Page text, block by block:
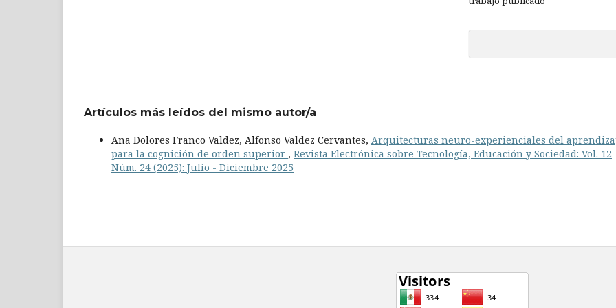
Artículos más leídos del mismo autor/a
Ana Dolores Franco Valdez, Alfonso Valdez Cervantes, Arquitecturas neuro-experienciales del
para la cognición de orden superior , Revista Electrónica sobre Tecnología, Educación y Sociedad: Vol. 12
Núm. 24 (2025): Julio - Diciembre 2025